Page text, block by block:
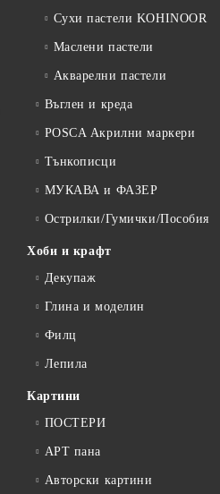
Сухи пастели KOHINOOR
Маслени пастели
Акварелни пастели
Въглен и креда
POSCA Акрилни маркери
Тънкописци
МУКАВА и ФАЗЕР
Острилки/Гумички/Пособия
Хоби и крафт
Декупаж
Глина и моделин
Филц
Лепила
Картини
ПОСТЕРИ
АРТ пана
Авторски картини